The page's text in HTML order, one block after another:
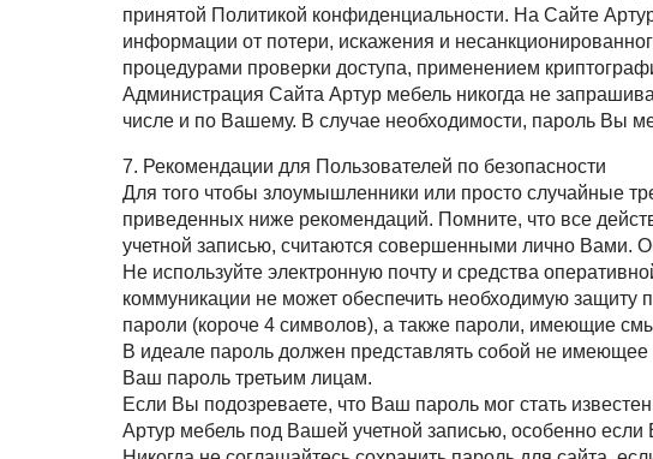
принятой Политикой конфиденциальности. На Сайте
информации от потери, искажения и
процедурами проверки доступа, применением
Администрация Сайта Артур мебель никогда не
числе и по Вашему. В случае необходимости, пароль Вы
7. Рекомендации для Пользователей по безопасности
Для того чтобы злоумышленники или просто случайные
приведенных ниже рекомендаций. Помните, что все
учетной записью, считаются совершенными лично Вами.
Не используйте электронную почту и средства
коммуникации не может обеспечить необходимую
пароли (короче 4 символов), а также пароли, имеющие
В идеале пароль должен представлять собой не имеющее
Ваш пароль третьим лицам.
Если Вы подозреваете, что Ваш пароль мог стать
Артур мебель под Вашей учетной записью, особенно